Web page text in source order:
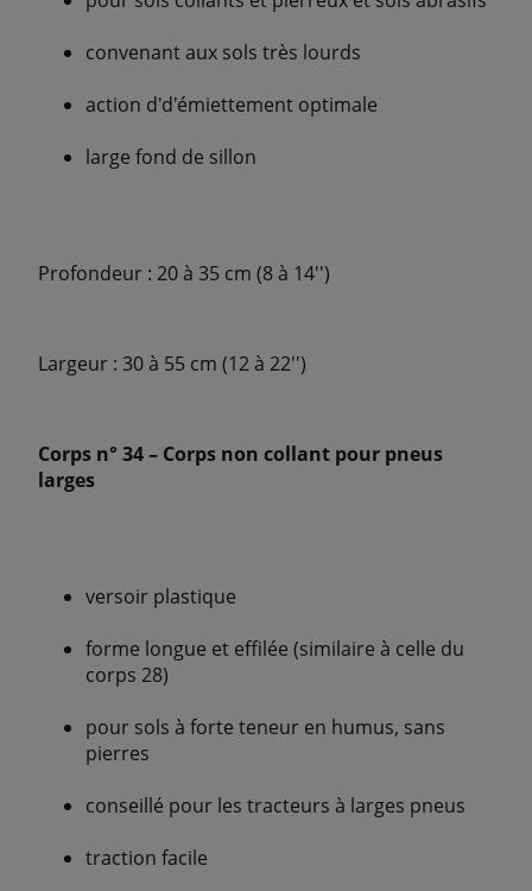
convenant aux sols très lourds
action d'd'émiettement optimale
large fond de sillon
Profondeur : 20 à 35 cm (8 à 14'')
Largeur : 30 à 55 cm (12 à 22'')
Corps n° 34 – Corps non collant pour pneus
larges
versoir plastique
forme longue et effilée (similaire à celle du
corps 28)
pour sols à forte teneur en humus, sans
pierres
conseillé pour les tracteurs à larges pneus
traction facile